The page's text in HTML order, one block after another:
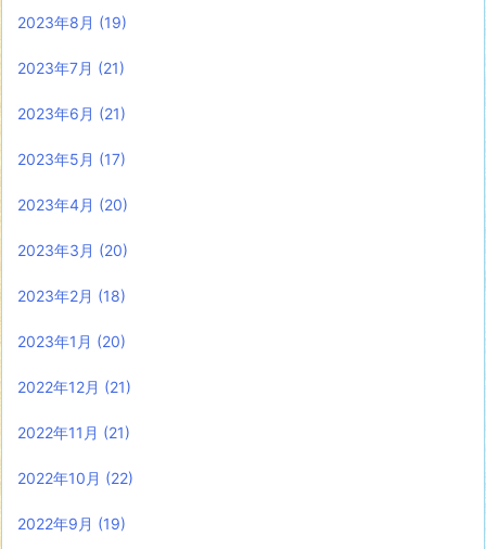
2023年8月 (19)
2023年7月 (21)
2023年6月 (21)
2023年5月 (17)
2023年4月 (20)
2023年3月 (20)
2023年2月 (18)
2023年1月 (20)
2022年12月 (21)
2022年11月 (21)
2022年10月 (22)
2022年9月 (19)